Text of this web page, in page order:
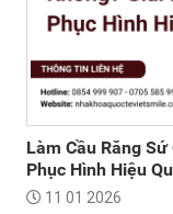
Làm Cầu Răng
Phục Hình Hiệu
11 01 2026